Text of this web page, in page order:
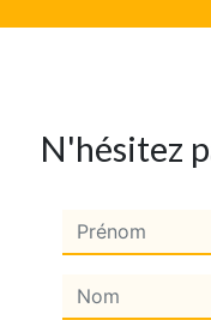
N'hésitez